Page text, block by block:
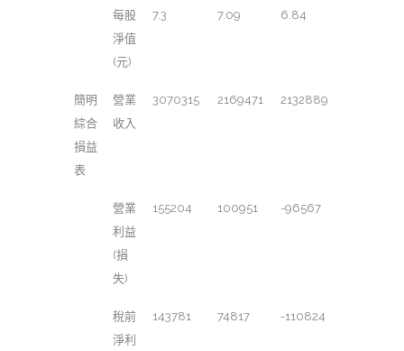
每股
淨值
(元)
7.3 7.09 6.84
簡明
綜合
損益
表
營業
收入
3070315 2169471 2132889
營業
利益
(損
失)
155204 100951 -96567
稅前
淨利
143781 74817 -110824